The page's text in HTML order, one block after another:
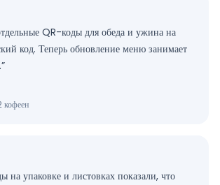
QR-коды для обеда и ужина на
код. Теперь обновление меню занимает
”
кофеен
на упаковке и листовках показали, что